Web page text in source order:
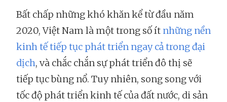
Bất chấp những khó khăn kể từ đầu năm
2020, Việt Nam là một trong số ít những nền
kinh tế tiếp tục phát triển ngay cả trong đại
dịch, và chắc chắn sự phát triển đô thị sẽ
tiếp tục bùng nổ. Tuy nhiên, song song với
tốc độ phát triển kinh tế của đất nước, di sản